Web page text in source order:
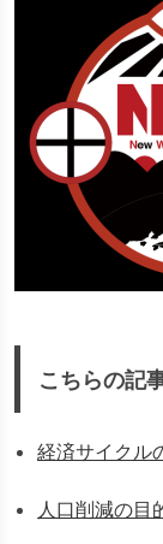
こちらの記
経済サイクル
人口削減の目